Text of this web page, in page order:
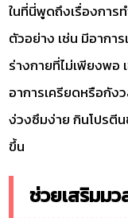
ในที่นี่พูดถึงเรื่องการ
ตัวอย่าง เช่น มีอากา
ร่างกายที่ไม่เพียงพ
อาการเครียดหรือกัง
ง่วงซึมง่าย กินโปรตี
ขึ้น
ช่วยเสริมม